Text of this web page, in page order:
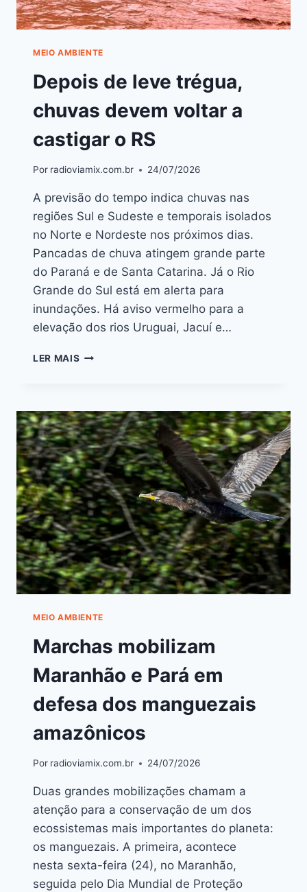
MEIO AMBIENTE
Depois de leve trégua,
chuvas devem voltar a
castigar o RS
Por radioviamix.com.br 24/07/2026
A previsão do tempo indica chuvas nas
regiões Sul e Sudeste e temporais isolados
no Norte e Nordeste nos próximos dias.
Pancadas de chuva atingem grande parte
do Paraná e de Santa Catarina. Já o Rio
Grande do Sul está em alerta para
inundações. Há aviso vermelho para a
elevação dos rios Uruguai, Jacuí e…
LER MAIS
MEIO AMBIENTE
Marchas mobilizam
Maranhão e Pará em
defesa dos manguezais
amazônicos
Por radioviamix.com.br 24/07/2026
Duas grandes mobilizações chamam a
atenção para a conservação de um dos
ecossistemas mais importantes do planeta:
os manguezais. A primeira, acontece
nesta sexta-feira (24), no Maranhão,
seguida pelo Dia Mundial de Proteção